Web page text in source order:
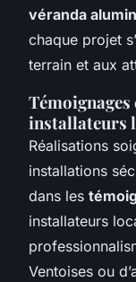
véranda
chaque projet
terrain et aux
installateurs
Réalisations
installations
dans les
installateurs
Ventoises ou